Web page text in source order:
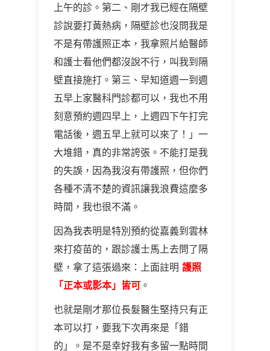
上午的診。第二、剛才我已經在隔壁
診說要打黃熱病，隔壁診也沒問我是
不是有帶護照正本，我拿照片給醫師
和護士看他們都沒說不行，叫我到隔
壁直接施打。第三、早知道週一到週
五早上家醫科門診都可以，我也不用
刻意預約週四早上，上週四下午打完
電話後，週五早上就可以來了！」一
大堆錯，真的非常誇張。不能打是我
的失誤，因為我沒有帶護照，但你們
各種不清不楚的資訊讓我浪費這麼多
時間，我也很不滿。
因為我表明是特別預約從嘉義到雲林
來打疫苗的，跟診護士馬上去問了隔
壁，拿了這張過來：上面註明 護照
「正本或影本」皆可 。
也就是剛才那位長髮醫生堅持只有正
本可以打，要我下次再來是「錯
的」。是不是幸好我有多留一點時間